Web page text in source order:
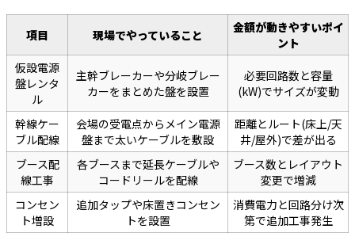
項目 現場でやっていること
金額が動きやすいポイ
ント
仮設電源
盤レンタ
ル
主幹ブレーカーや分岐ブレー
カーをまとめた盤を設置
必要回路数と容量
(kW)でサイズが変動
幹線ケー
ブル配線
会場の受電点からメイン電源
盤まで太いケーブルを敷設
距離とルート(床上/天
井/屋外)で差が出る
ブース配
線工事
各ブースまで延長ケーブルや
コードリールを配線
ブース数とレイアウト
変更で増減
コンセン
ト増設
追加タップや床置きコンセン
トを設置
消費電力と回路分け次
第で追加工事発生